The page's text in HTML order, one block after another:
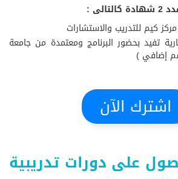
:
كيم للتدريب والاستشارات
تفيد بحضور البرنامج ومعتمدة من جامعة
إضافي )
اشترك الآن
على دورات تدريبية